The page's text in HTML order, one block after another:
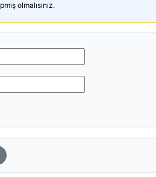
olmalısınız.